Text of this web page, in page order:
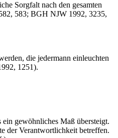
Sorgfalt nach den gesamten
583; BGH NJW 1992, 3235,
die jedermann einleuchten
1251).
ein gewöhnliches Maß übersteigt.
der Verantwortlichkeit betreffen.